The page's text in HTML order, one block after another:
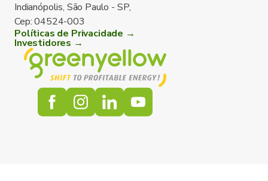
Indianópolis, São Paulo - SP,
Cep: 04524-003
Políticas de Privacidade →
Investidores →